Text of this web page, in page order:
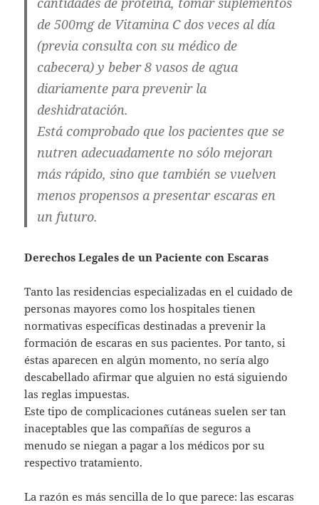
de 500mg de Vitamina C dos veces al día
(previa consulta con su médico de
cabecera) y beber 8 vasos de agua
diariamente para prevenir la
deshidratación.
Está comprobado que los pacientes que se
nutren adecuadamente no sólo mejoran
más rápido, sino que también se vuelven
menos propensos a presentar escaras en
un futuro.
Derechos Legales de un Paciente con Escaras
Tanto las residencias especializadas en el cuidado de
personas mayores como los hospitales tienen
normativas específicas destinadas a prevenir la
formación de escaras en sus pacientes. Por tanto, si
éstas aparecen en algún momento, no sería algo
descabellado afirmar que alguien no está siguiendo
las reglas impuestas.
Este tipo de complicaciones cutáneas suelen ser tan
inaceptables que las compañías de seguros a
menudo se niegan a pagar a los médicos por su
respectivo tratamiento.
La razón es más sencilla de lo que parece: las escaras